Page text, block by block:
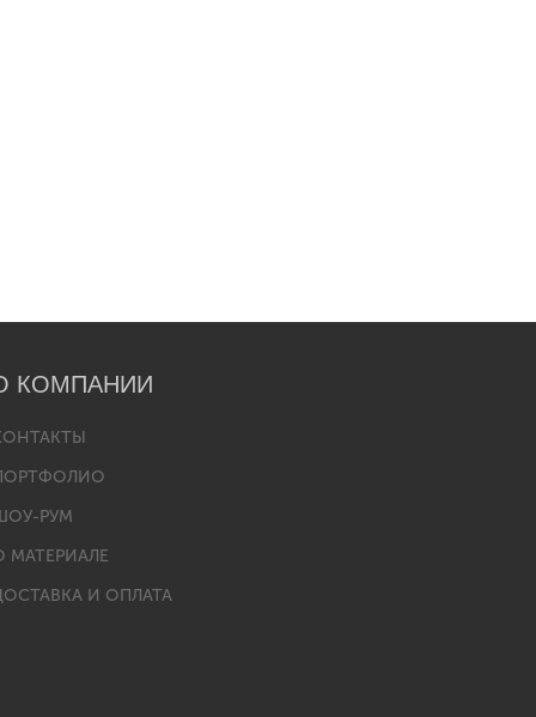
КОМПАНИИ
РУМ
МАТЕРИАЛЕ
И ОПЛАТА